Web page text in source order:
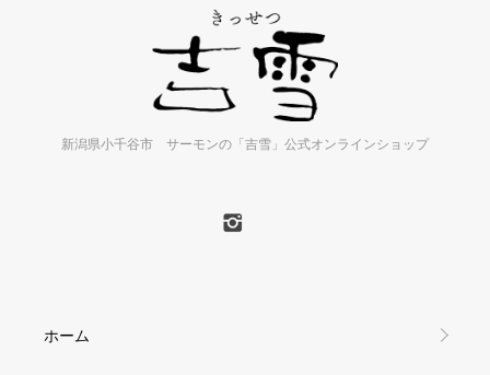
新潟県小千谷市 サーモンの「吉雪」公式オンラインショップ
ホーム